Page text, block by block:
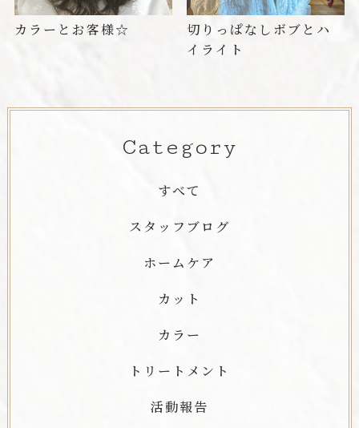
カラーとお客様☆
切りっぱなしボブとハ
イライト
Category
すべて
スタッフブログ
ホームケア
カット
カラー
トリートメント
活動報告